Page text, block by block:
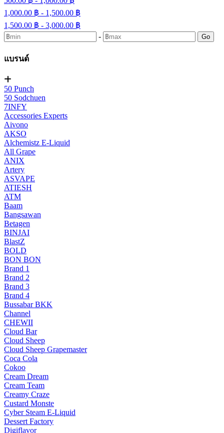
1,000.00 ฿ - 1,500.00 ฿
1,500.00 ฿ - 3,000.00 ฿
-
Go
แบรนด์
50 Punch
50 Sodchuen
7INFY
Accessories Experts
Aivono
AKSO
Alchemistz E-Liquid
All Grape
ANIX
Artery
ASVAPE
ATIESH
ATM
Baam
Bangsawan
Betagen
BINJAI
BlastZ
BOLD
BON BON
Brand 1
Brand 2
Brand 3
Brand 4
Bussabar BKK
Channel
CHEWII
Cloud Bar
Cloud Sheep
Cloud Sheep Grapemaster
Coca Cola
Cokoo
Cream Dream
Cream Team
Creamy Craze
Custard Monste
Cyber Steam E-Liquid
Dessert Factory
Digiflavor